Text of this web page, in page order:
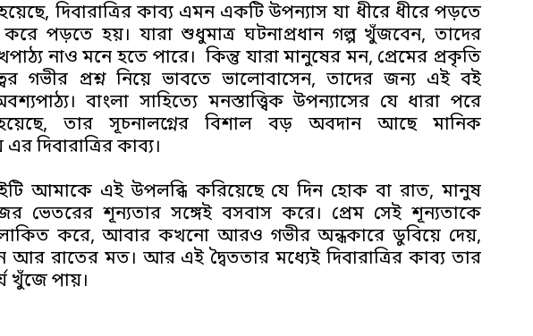
দিবারাত্রির কাব্যএমন একটি উপন্যাস যা ধীরে ধীরে পড়তে
পড়তে হয়। যারা শুধুমাত্র ঘটনাপ্রধান গল্প খুঁজবেন, তাদের
নাও মনে হতে পারে। কিন্তু যারা মানুষের মন, প্রেমের প্রকৃতি
গভীর প্রশ্ন নিয়ে ভাবতে ভালোবাসেন, তাদের জন্য এই বই
বাংলা সাহিত্যে মনস্তাত্ত্বিক উপন্যাসের যে ধারা পরে
হয়েছে, তার সূচনালগ্নের বিশাল বড় অবদান আছে মানিক
এরদিবারাত্রির কাব্য।
আমাকে এই উপলব্ধি করিয়েছে যে দিন হোক বা রাত, মানুষ
ভেতরের শূন্যতার সঙ্গেই বসবাস করে। প্রেম সেই শূন্যতাকে
করে, আবার কখনো আরও গভীর অন্ধকারে ডুবিয়ে দেয়,
আর রাতের মত। আর এই দ্বৈততার মধ্যেইদিবারাত্রির কাব্য তার
খুঁজে পায়।